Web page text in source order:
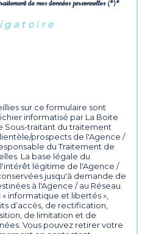
de mes données personnelles (*)*
sur ce formulaire sont
informatisé par La Boite
Sous-traitant du traitement
prospects de l'Agence /
du Traitement de
La base légale du
légitime de l'Agence /
jusqu'à demande de
à l'Agence / au Réseau.
informatique et libertés »,
d’accès, de rectification,
de limitation et de
Vous pouvez retirer votre